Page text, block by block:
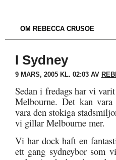
OM REBECCA CRUSOE
I Sydney
9 MARS, 2005 KL. 02:03 AV
Sedan i fredags har vi
Melbourne. Det kan
vara den stokiga
vi gillar Melbourne mer.
Vi har dock haft en
ett gang sydneybor som